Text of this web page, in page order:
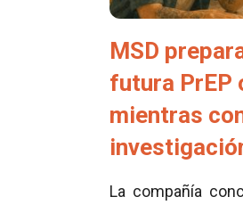
MSD
futura PrEP
mientras
La compañía